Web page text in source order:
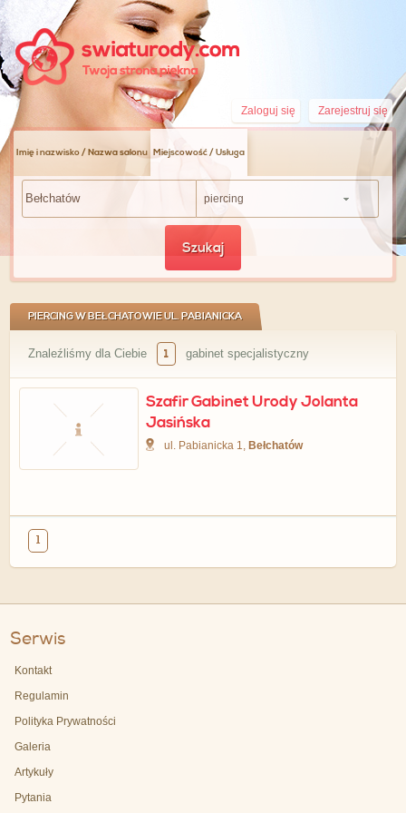
Zarejestruj się
Zaloguj się
Imię i nazwisko / Nazwa salonu Miejscowość / Usługa
piercing
Szukaj
PIERCING W BEŁCHATOWIE UL. PABIANICKA
Znaleźliśmy dla Ciebie 1 gabinet specjalistyczny
Szafir Gabinet Urody Jolanta
Jasińska
ul. Pabianicka 1, Bełchatów
1
Serwis
Kontakt
Regulamin
Polityka Prywatności
Galeria
Artykuły
Pytania